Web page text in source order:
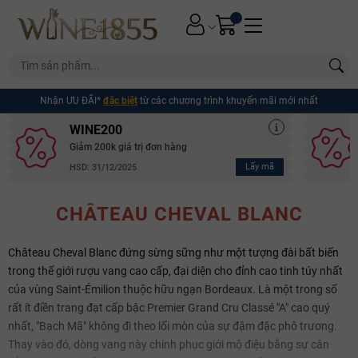
Nhận ƯU ĐÃI* đặc biệt từ các chương trình khuyến mãi mới nhất
WINE200
Giảm 200k giá trị đơn hàng
HSD: 31/12/2025 Lấy mã
CHÂTEAU CHEVAL BLANC
Château Cheval Blanc đứng sừng sững như một tượng đài bất biến
trong thế giới rượu vang cao cấp, đại diện cho đỉnh cao tinh túy nhất
của vùng Saint-Émilion thuộc hữu ngạn Bordeaux. Là một trong số
rất ít điền trang đạt cấp bậc Premier Grand Cru Classé "A" cao quý
nhất, "Bạch Mã" không đi theo lối mòn của sự đậm đặc phô trương.
Thay vào đó, dòng vang này chinh phục giới mộ điệu bằng sự cân